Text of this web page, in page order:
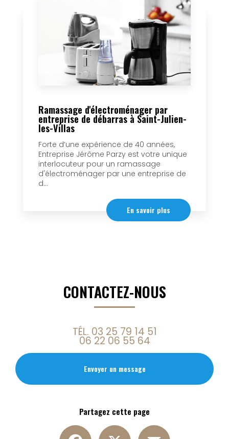
Ramassage d'électroménager par
entreprise de débarras à Saint-Julien-
les-Villas
Forte d’une expérience de 40 années,
Entreprise Jérôme Parzy est votre unique
interlocuteur pour un ramassage
d'électroménager par une entreprise de
d...
En savoir plus
CONTACTEZ-NOUS
TÉL. 03 25 79 14 51
06 22 06 55 64
Envoyer un message
Partagez cette page
Facebook